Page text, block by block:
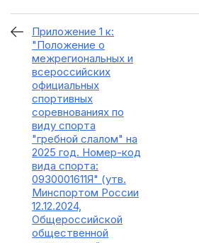
Приложение 1 к:
"Положение о
межрегиональных и
всероссийских
официальных
спортивных
соревнованиях по
виду спорта
"гребной слалом" на
2025 год. Номер-код
вида спорта:
0930001611Я" (утв.
Минспортом России
12.12.2024,
Общероссийской
общественной